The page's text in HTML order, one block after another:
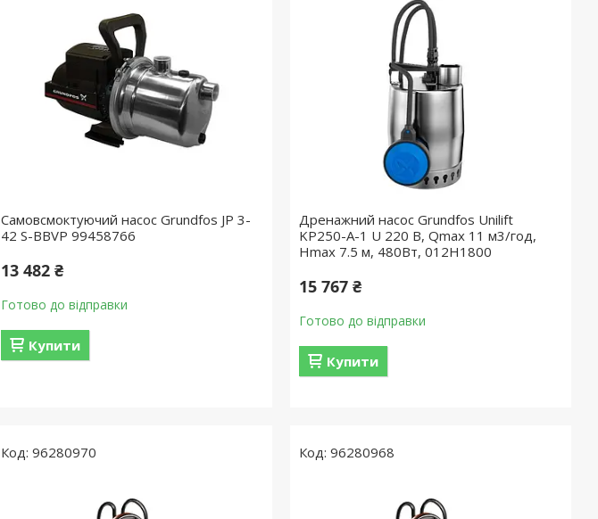
Самовсмоктуючий насос Grundfos JP 3-
42 S-BBVP 99458766
13 482 ₴
Готово до відправки
Купити
Дренажний насос Grundfos Unilift
KP250-A-1 U 220 В, Qmax 11 м3/год,
Нmax 7.5 м, 480Вт, 012H1800
15 767 ₴
Готово до відправки
Купити
96280970 96280968